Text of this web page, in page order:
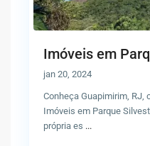
Imóveis em
jan 20, 2024
Conheça Guapimirim, RJ,
Imóveis em Parque
própria es ...